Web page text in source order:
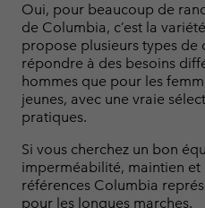
Oui, pour beaucoup de
de Columbia, c’est la
propose plusieurs types de
répondre à des besoins
hommes que pour les
jeunes, avec une vraie
pratiques.
Si vous cherchez un bon
imperméabilité, maintien
références Columbia
pour les longues marches.